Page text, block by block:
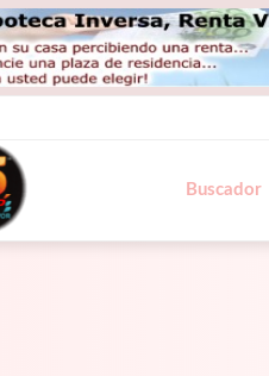
Buscador